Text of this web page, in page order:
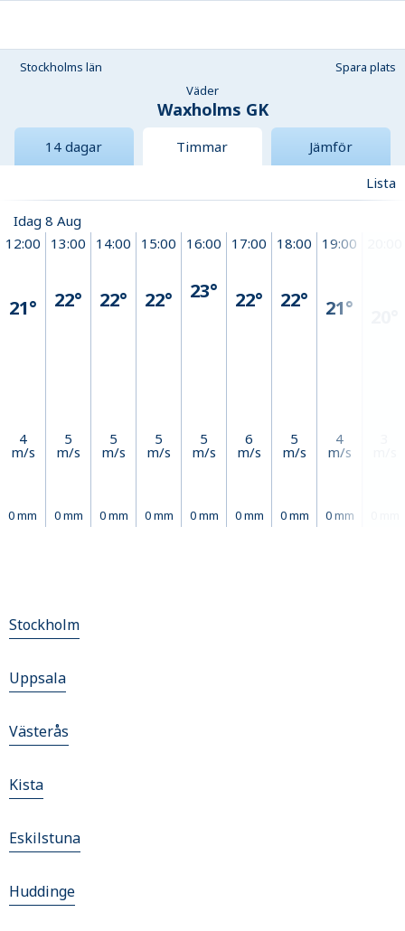
Stockholms län
Spara plats
Väder
Waxholms GK
14 dagar Timmar
Jämför
Lista
Idag 8 Aug
12:00
21°
4
m/s
0 mm
13:00
22°
5
m/s
0 mm
14:00
22°
5
m/s
0 mm
15:00
22°
5
m/s
0 mm
16:00
23°
5
m/s
0 mm
17:00
22°
6
m/s
0 mm
18:00
22°
5
m/s
0 mm
19:00
21°
4
m/s
0 mm
Stockholm
Uppsala
Västerås
Kista
Eskilstuna
Huddinge